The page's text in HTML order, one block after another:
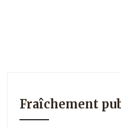
Fraîchement